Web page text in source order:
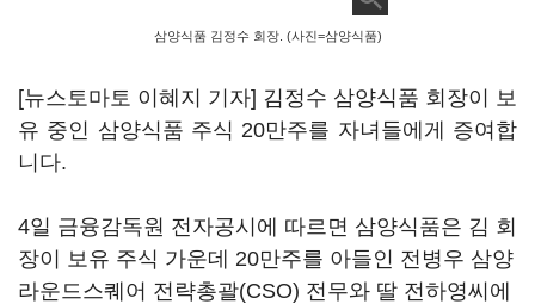
삼양식품 김정수 회장. (사진=삼양식품)
[뉴스토마토 이혜지 기자] 김정수 삼양식품 회장이 보
유 중인 삼양식품 주식 20만주를 자녀들에게 증여합
니다.
4일 금융감독원 전자공시에 따르면 삼양식품은 김 회
장이 보유 주식 가운데 20만주를 아들인 전병우 삼양
라운드스퀘어 전략총괄(CSO) 전무와 딸 전하영씨에